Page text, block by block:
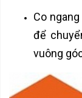
Co ngang
để
vuông